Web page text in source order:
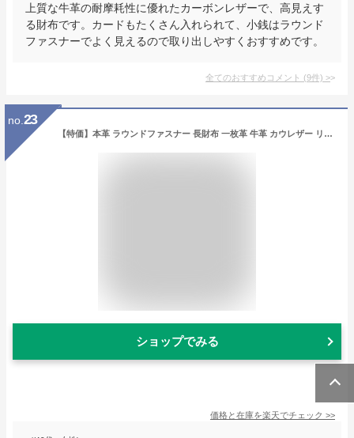
上質な牛革の耐摩耗性に優れたカーボンレザーで、高見えす
る財布です。カードもたくさん入れられて、小銭はラウンド
ファスナーでよく見えるので取り出しやすくおすすめです。
全てのおすすめコメント (9件) >
no. 23
【特価】本革 ラウンドファスナー 長財布 一枚革 牛革 カウレザー リアルレザー 長サイフ 本皮 皮革 おしゃれ シンプル レディース メンズ ギフト プレゼント 春財布 メンズ レディース 全4色 送料無料 返品交換不可
ショップでみる
価格と在庫を楽天でチェック >>